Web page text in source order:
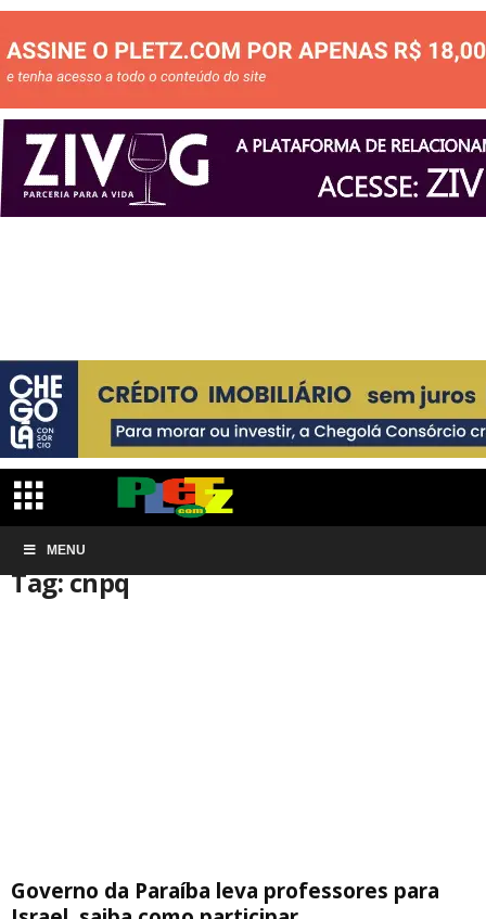
MENU
Início Tags
Tag: cnpq
Governo da Paraíba leva professores para